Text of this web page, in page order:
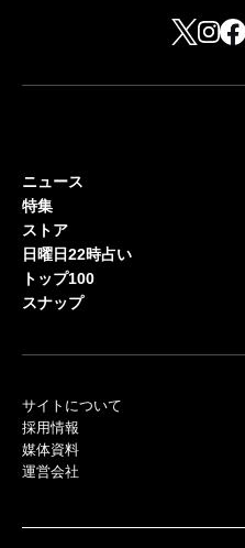
ニュース
特集
ストア
日曜日22時占い
トップ100
スナップ
サイトについて
採用情報
媒体資料
運営会社